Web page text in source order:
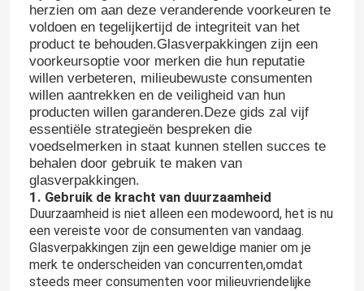
herzien om aan deze veranderende voorkeuren te
voldoen en tegelijkertijd de integriteit van het
product te behouden.Glasverpakkingen zijn een
voorkeursoptie voor merken die hun reputatie
willen verbeteren, milieubewuste consumenten
willen aantrekken en de veiligheid van hun
producten willen garanderen.Deze gids zal vijf
essentiële strategieën bespreken die
voedselmerken in staat kunnen stellen succes te
behalen door gebruik te maken van
glasverpakkingen.
1. Gebruik de kracht van duurzaamheid
Duurzaamheid is niet alleen een modewoord, het is nu
een vereiste voor de consumenten van vandaag.
Glasverpakkingen zijn een geweldige manier om je
merk te onderscheiden van concurrenten,omdat
steeds meer consumenten voor milieuvriendelijke